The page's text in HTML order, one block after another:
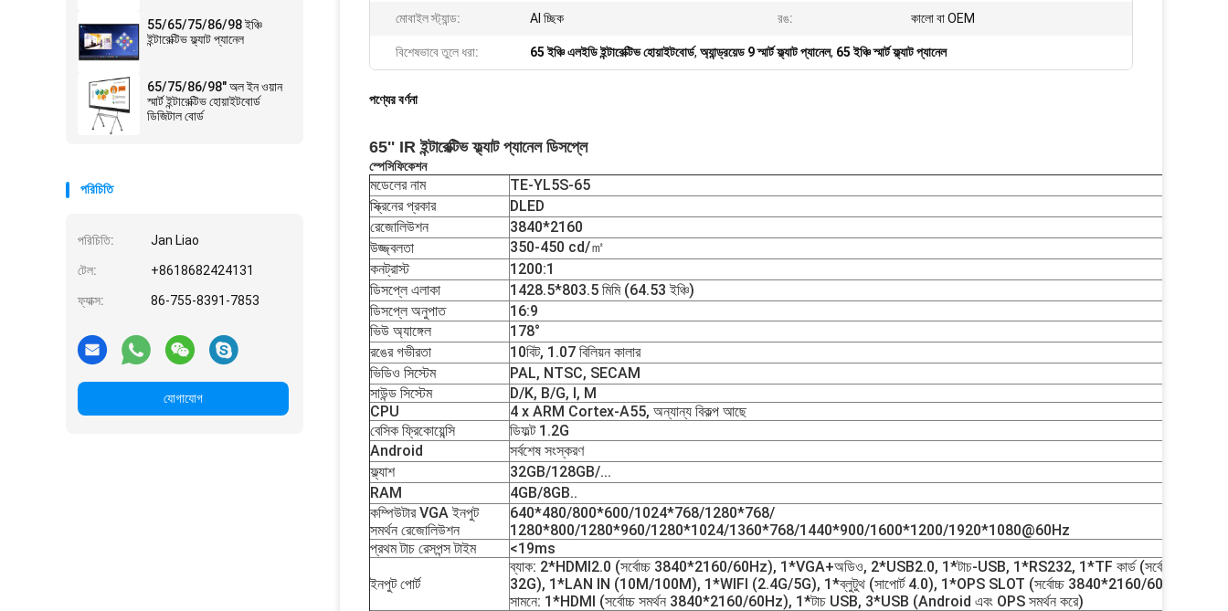
55/65/75/86/98 ইঞ্চি
ইন্টারেক্টিভ ফ্ল্যাট প্যানেল
65/75/86/98" অল ইন ওয়ান
স্মার্ট ইন্টারেক্টিভ হোয়াইটবোর্ড
ডিজিটাল বোর্ড
পরিচিতি
পরিচিতি: Jan Liao
টেল: +8618682424131
ফ্যাক্স: 86-755-8391-7853
যোগাযোগ
মোবাইল স্ট্যান্ড: Al চ্ছিক রঙ: কালো বা OEM
বিশেষভাবে তুলে ধরা: 65 ইঞ্চি এলইডি ইন্টারেক্টিভ হোয়াইটবোর্ড, অ্যান্ড্রয়েড 9 স্মার্ট ফ্ল্যাট প্যানেল, 65 ইঞ্চি স্মার্ট ফ্ল্যাট প্যানেল
পণ্যের বর্ণনা
65'' IR ইন্টারেক্টিভ ফ্ল্যাট প্যানেল ডিসপ্লে
স্পেসিফিকেশন
মডেলের নাম
TE-YL5S-65
স্ক্রিনের প্রকার
DLED
রেজোলিউশন
3840*2160
উজ্জ্বলতা
350-450 cd/㎡
কনট্রাস্ট
1200:1
ডিসপ্লে এলাকা
1428.5*803.5 মিমি (64.53 ইঞ্চি)
ডিসপ্লে অনুপাত
16:9
ভিউ অ্যাঙ্গেল
178°
রঙের গভীরতা
10বিট, 1.07 বিলিয়ন কালার
ভিডিও সিস্টেম
PAL, NTSC, SECAM
সাউন্ড সিস্টেম
D/K, B/G, I, M
CPU
4 x ARM Cortex-A55, অন্যান্য বিকল্প আছে
বেসিক ফ্রিকোয়েন্সি
ডিফল্ট 1.2G
Android
সর্বশেষ সংস্করণ
ফ্ল্যাশ
32GB/128GB/...
RAM
4GB/8GB..
কম্পিউটার VGA ইনপুট
সমর্থন রেজোলিউশন
640*480/800*600/1024*768/1280*768/
1280*800/1280*960/1280*1024/1360*768/1440*900/1600*1200/1920*1080@60Hz
প্রথম টাচ রেসপন্স টাইম
<19ms
ইনপুট পোর্ট
ব্যাক: 2*HDMI2.0 (সর্বোচ্চ 3840*2160/60Hz), 1*VGA+অডিও, 2*USB2.0, 1*টাচ-USB, 1*RS232, 1*TF কার্ড (সর্বোচ্চ
32G), 1*LAN IN (10M/100M), 1*WIFI (2.4G/5G), 1*ব্লুটুথ (সাপোর্ট 4.0), 1*OPS SLOT (সর্বোচ্চ 3840*2160/60Hz)
সামনে: 1*HDMI (সর্বোচ্চ সমর্থন 3840*2160/60Hz), 1*টাচ USB, 3*USB (Android এবং OPS সমর্থন করে)